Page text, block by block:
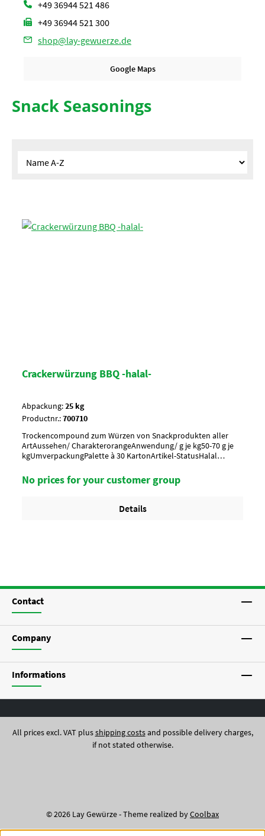
+49 36944 521 486
+49 36944 521 300
shop@lay-gewuerze.de
Google Maps
Snack Seasonings
Crackerwürzung BBQ -halal-
Abpackung:25 kg
Productnr.:700710
Trockencompound zum Würzen von Snackprodukten aller
ArtAussehen/ CharakterorangeAnwendung/ g je kg50-70 g je
kgUmverpackungPalette à 30 KartonArtikel-StatusHalal
No prices for your customer group
Details
Contact
Company
Informations
All prices excl. VAT plusshipping costsand possible delivery charges,
if not stated otherwise.
© 2026 Lay Gewürze - Theme realized byCoolbax